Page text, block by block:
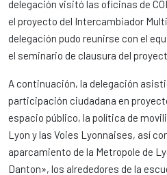
delegación visitó las oficinas de
el proyecto del Intercambiador
delegación pudo reunirse con el
el seminario de clausura del
A continuación, la delegación
participación ciudadana en
espacio público, la política de
Lyon y las Voies Lyonnaises, así
aparcamiento de la Metropole de
Danton», los alrededores de la